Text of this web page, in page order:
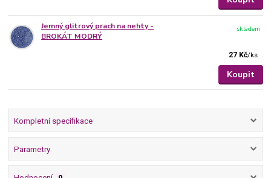
Jemný glitrový prach na nehty -
BROKÁT MODRÝ
27 Kč/ks
skladem
Koupit
Kompletní specifikace
Parametry